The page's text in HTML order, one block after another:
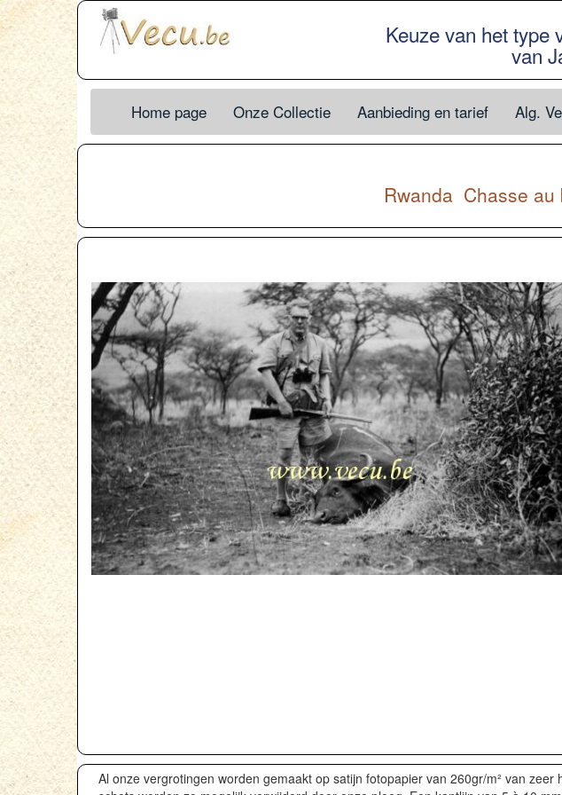
Keuze van het type
van
Home page Onze Collectie Aanbieding en tarief Alg.
Rwanda Chasse
Al onze vergrotingen worden gemaakt op satijn fotopapier van 260gr/m² van